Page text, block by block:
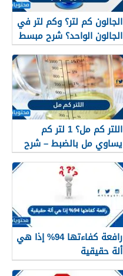
الجالون كم لتر؟ وكم لتر في
الجالون الواحد؟ شرح مبسط
اللتر كم مل؟ 1 لتر كم
يساوي مل بالضبط – شرح
مبسّط وواضح
رافعة كفاءتها 94% إذا هي
ألة حقيقية